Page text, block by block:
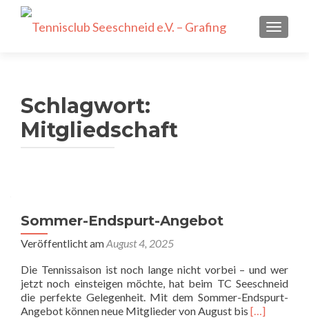
Schlagwort:
Mitgliedschaft
Sommer-Endspurt-Angebot
Veröffentlicht amAugust 4, 2025
Die Tennissaison ist noch lange nicht vorbei – und wer
jetzt noch einsteigen möchte, hat beim TC Seeschneid
die perfekte Gelegenheit. Mit dem Sommer-Endspurt-
Angebot können neue Mitglieder von August bis Read
[…]